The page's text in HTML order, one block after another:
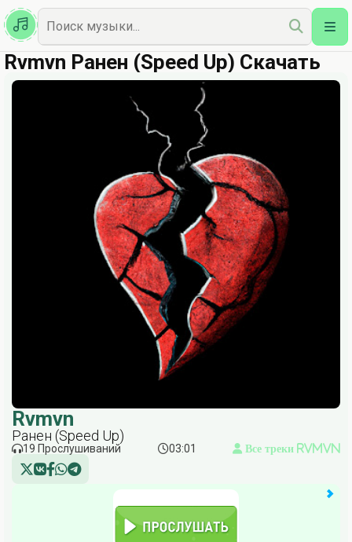
Казахская
Наш Топ
Rvmvn Ранен (Speed Up) Скачать
Rvmvn
Ранен (Speed Up)
19 Прослушиваний 03:01 Все треки Rvmvn